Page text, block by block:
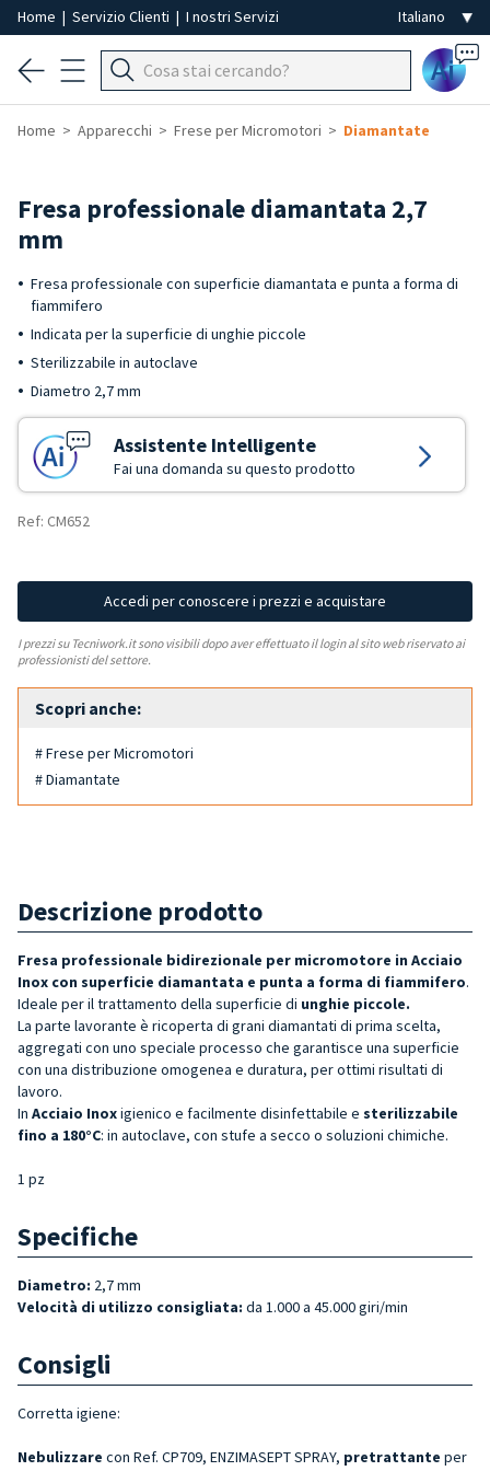
Home | Servizio Clienti | I nostri Servizi
Ai
Home Apparecchi Frese per Micromotori Diamantate
Fresa professionale diamantata 2,7
mm
Fresa professionale con superficie diamantata e punta a forma di
fiammifero
Indicata per la superficie di unghie piccole
Sterilizzabile in autoclave
Diametro 2,7 mm
Assistente Intelligente
Fai una domanda su questo prodotto
Ref: CM652
Accedi per conoscere i prezzi e acquistare
I prezzi su Tecniwork.it sono visibili dopo aver effettuato il login al sito web riservato ai
professionisti del settore.
Scopri anche:
# Frese per Micromotori
# Diamantate
Descrizione prodotto
Fresa professionale bidirezionale per micromotore in Acciaio
Inox con superficie diamantata e punta a forma di fiammifero.
Ideale per il trattamento della superficie di unghie piccole.
La parte lavorante è ricoperta di grani diamantati di prima scelta,
aggregati con uno speciale processo che garantisce una superficie
con una distribuzione omogenea e duratura, per ottimi risultati di
lavoro.
In Acciaio Inoxigienico e facilmente disinfettabile e sterilizzabile
fino a 180°C: in autoclave, con stufe a secco o soluzioni chimiche.
1 pz
Specifiche
Diametro: 2,7 mm
Velocità di utilizzo consigliata: da 1.000 a 45.000 giri/min
Consigli
Corretta igiene:
Nebulizzare con Ref. CP709, ENZIMASEPT SPRAY, pretrattante per